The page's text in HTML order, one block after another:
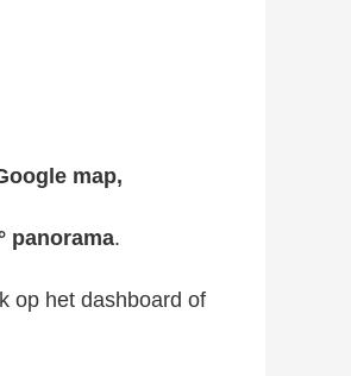
map,
panorama.
op het dashboard of